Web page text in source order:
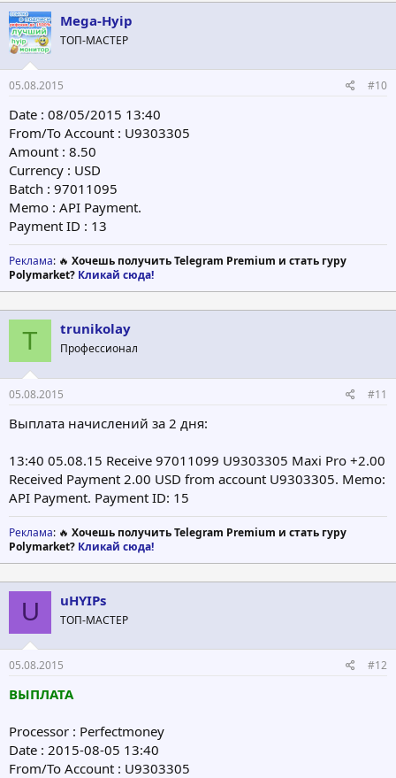
Mega-Hyip
ТОП-МАСТЕР
05.08.2015 #10
Date : 08/05/2015 13:40
From/To Account : U9303305
Amount : 8.50
Currency : USD
Batch : 97011095
Memo : API Payment.
Payment ID : 13
Реклама: 🔥 Хочешь получить Telegram Premium и стать гуру
Polymarket? Кликай сюда!
T trunikolay
Профессионал
05.08.2015 #11
Выплата начислений за 2 дня:
13:40 05.08.15 Receive 97011099 U9303305 Maxi Pro +2.00
Received Payment 2.00 USD from account U9303305. Memo:
API Payment. Payment ID: 15
Реклама: 🔥 Хочешь получить Telegram Premium и стать гуру
Polymarket? Кликай сюда!
U uHYIPs
ТОП-МАСТЕР
05.08.2015 #12
ВЫПЛАТА
Processor : Perfectmoney
Date : 2015-08-05 13:40
From/To Account : U9303305